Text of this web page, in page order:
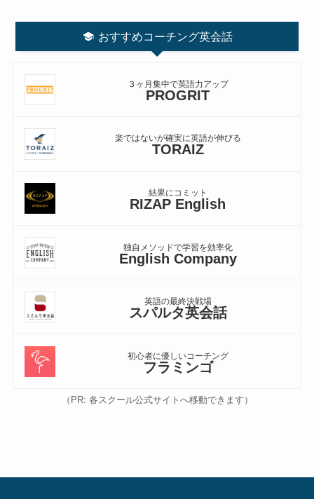
おすすめコーチング英会話
３ヶ月集中で英語力アップ
PROGRIT
楽ではないが確実に英語が伸びる
TORAIZ
結果にコミット
RIZAP English
独自メソッドで学習を効率化
English Company
英語の最終決戦場
スパルタ英会話
初心者に優しいコーチング
フラミンゴ
（PR: 各スクール公式サイトへ移動できます）